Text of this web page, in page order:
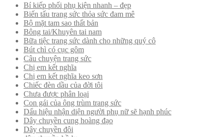
Bí kiếp phối phụ kiện nhanh – đẹp
Biến tấu trang sức thỏa sức đam mê
Bộ mặt tam sao thất bản
Bông tai/Khuyên tai nam
Bữa tiệc trang sức dành cho những quý cô
Bút chì có cục gôm
Câu chuyện trang sức
Chị em kết nghĩa
Chị em kết nghĩa keo sơn
Chiếc đèn dầu của đời tôi
Chưa được phân loại
Con gái của ông trùm trang sức
Dấu hiệu nhận diện người phụ nữ sẽ hạnh phúc
Dây chuyền cung hoàng đạo
Dây chuyền đôi